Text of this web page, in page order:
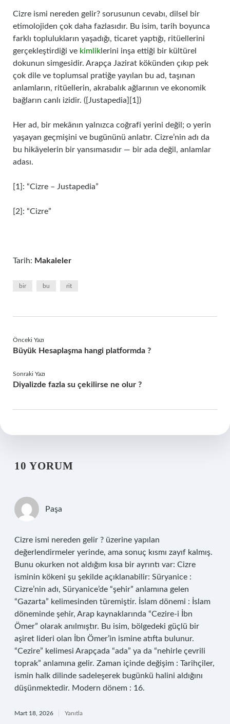
Cizre ismi nereden gelir? sorusunun cevabı, dilsel bir
etimolojiden çok daha fazlasıdır. Bu isim, tarih boyunca
farklı toplulukların yaşadığı, ticaret yaptığı, ritüellerini
gerçekleştirdiği ve kimlik lerini inşa ettiği bir kültürel
dokunun simgesidir. Arapça Jazirat kökünden çıkıp pek
çok dile ve toplumsal pratiğe yayılan bu ad, taşınan
anlamların, ritüellerin, akrabalık ağlarının ve ekonomik
bağların canlı izidir. ([Justapedia][1])
Her ad, bir mekânın yalnızca coğrafi yerini değil; o yerin
yaşayan geçmişini ve bugününü anlatır. Cizre’nin adı da
bu hikâyelerin bir yansımasıdır — bir ada değil, anlamlar
adası.
[1]: “Cizre – Justapedia”
[2]: “Cizre”
Tarih: Makaleler
bir bu rit
Önceki Yazı
Büyük Hesaplaşma hangi platformda ?
Sonraki Yazı
Diyalizde fazla su çekilirse ne olur ?
10 YORUM
Paşa
Cizre ismi nereden gelir ? üzerine yapılan
değerlendirmeler yerinde, ama sonuç kısmı zayıf kalmış.
Bunu okurken not aldığım kısa bir ayrıntı var: Cizre
isminin kökeni şu şekilde açıklanabilir: Süryanice :
Cizre’nin adı, Süryanice’de “şehir” anlamına gelen
“Gazarta” kelimesinden türemiştir. İslam dönemi : İslam
döneminde şehir, Arap kaynaklarında “Cezire-i İbn
Ömer” olarak anılmıştır. Bu isim, bölgedeki güçlü bir
aşiret lideri olan İbn Ömer’in ismine atıfta bulunur.
“Cezire” kelimesi Arapçada “ada” ya da “nehirle çevrili
toprak” anlamına gelir. Zaman içinde değişim : Tarihçiler,
ismin halk dilinde sadeleşerek bugünkü halini aldığını
düşünmektedir. Modern dönem : 16.
Mart 18, 2026 Yanıtla